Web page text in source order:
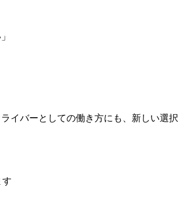
イバーとしての働き方にも、新しい選択
す